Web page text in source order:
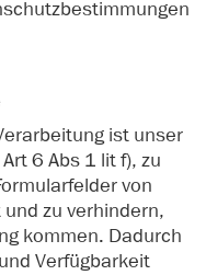
ist unser
6 Abs 1 lit f), zu
von
zu verhindern,
kommen. Dadurch
Verfügbarkeit